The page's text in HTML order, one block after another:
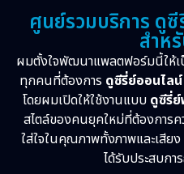
ศูนย์รวมบริการ ดู
สำห
ผมตั้งใจพัฒนาแพลตฟอร์มนี้ให้
ทุกคนที่ต้องการ ดูซีรี่ย์ออนไลน์
โดยผมเปิดให้ใช้งานแบบ ดูซีรี่ย์
สไตล์ของคนยุคใหม่ที่ต้องการค
ใส่ใจในคุณภาพทั้งภาพและเสีย
ได้รับประสบก